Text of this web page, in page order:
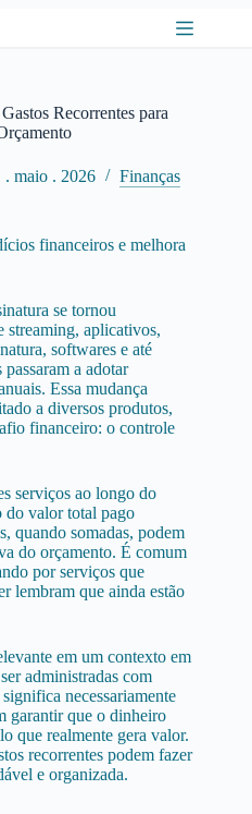
Recorrentes para
. maio . 2026 Finanças
financeiros e melhora
se tornou
streaming, aplicativos,
softwares e até
a adotar
Essa mudança
a diversos produtos,
financeiro: o controle
serviços ao longo do
do valor total pago
quando somadas, podem
do orçamento. É comum
por serviços que
lembram que ainda estão
em um contexto em
administradas com
necessariamente
garantir que o dinheiro
que realmente gera valor.
recorrentes podem fazer
e organizada.